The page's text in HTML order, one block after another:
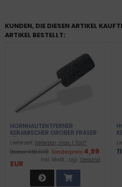
KUNDEN, DIE DIESEN ARTIKEL
ARTIKEL BESTELLT:
HORNHAUTENTFERNER
KERAMISCHER GROBER FRÄSER
FÜR DIE ENTFERNUNG DER
HORNHAUT
Lieferzeit: lieferbar, max. 1 Tag*
(bisher 11,99 EUR) Sonderpreis 4,99
EUR
inkl .MwSt., zzgl. Versand